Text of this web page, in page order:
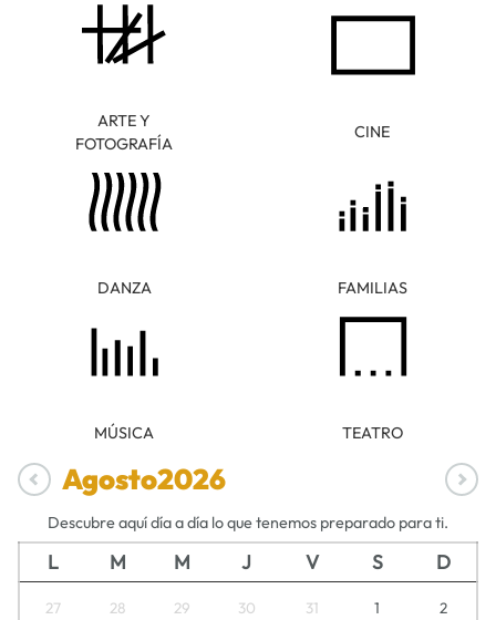
ARTE Y
FOTOGRAFÍA
CINE
DANZA FAMILIAS
MÚSICA TEATRO
Agosto2026
Descubre aquí día a día lo que tenemos preparado para ti.
L M M J V S D
27 28 29 30 31 1 2